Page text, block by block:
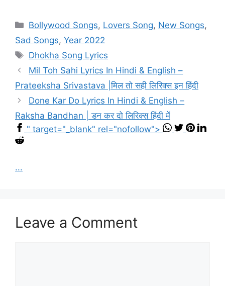
Categories
Bollywood Songs, Lovers Song, New Songs,
Sad Songs, Year 2022
Tags
Dhokha Song Lyrics
Mil Toh Sahi Lyrics In Hindi & English –
Prateeksha Srivastava |मिल तो सही लिरिक्स इन हिंदी
Done Kar Do Lyrics In Hindi & English –
Raksha Bandhan | डन कर दो लिरिक्स हिंदी में
" target="_blank" rel="nofollow">
...
Leave a Comment